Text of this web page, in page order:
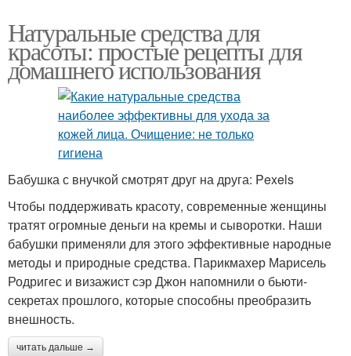
Натуральные средства для
красоты: простые рецепты для
домашнего использования
Бабушка с внучкой смотрят друг на друга: Pexels
Чтобы поддерживать красоту, современные женщины
тратят огромные деньги на кремы и сыворотки. Наши
бабушки применяли для этого эффективные народные
методы и природные средства. Парикмахер Марисель
Родригес и визажист сэр Джон напомнили о бьюти-
секретах прошлого, которые способны преобразить
внешность.
читать дальше →